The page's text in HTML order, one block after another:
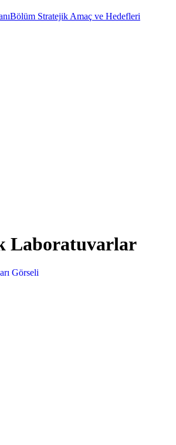
Bölüm Stratejik Amaç ve Hedefleri
Laboratuvarlar